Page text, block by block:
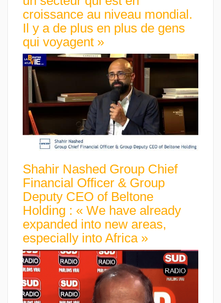
croissance au niveau mondial.
Il y a de plus en plus de gens
qui voyagent »
Shahir Nashed Group Chief
Financial Officer & Group
Deputy CEO of Beltone
Holding : « We have already
expanded into new areas,
especially into Africa »